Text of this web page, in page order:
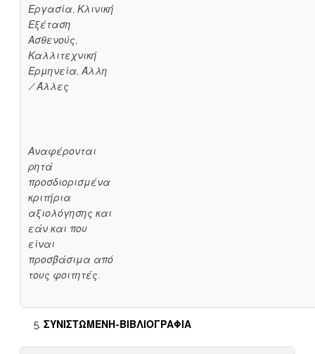
Εργασία, Κλινική
Εξέταση
Ασθενούς,
Καλλιτεχνική
Ερμηνεία, Άλλη
/ Άλλες
Αναφέρονται
ρητά
προσδιορισμένα
κριτήρια
αξιολόγησης και
εάν και που
είναι
προσβάσιμα από
τους φοιτητές.
ΣΥΝΙΣΤΩΜΕΝΗ-ΒΙΒΛΙΟΓΡΑΦΙΑ